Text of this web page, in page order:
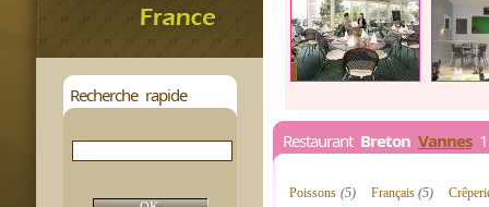
Recherche rapide
Restaurant Breton Vannes1
Poissons (5) Français(5)